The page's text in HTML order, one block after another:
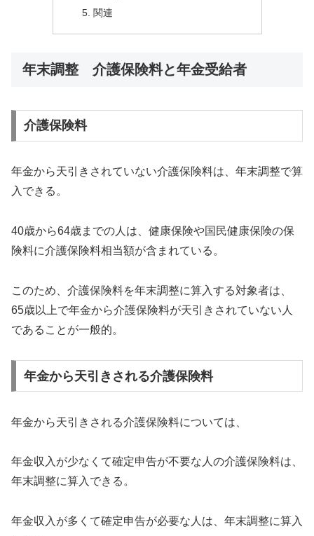
関連
年末調整 介護保険料と年金受給者
介護保険料
年金から天引きされていない介護保険料は、年末調整で算
入できる。
40歳から64歳までの人は、健康保険や国民健康保険の保
険料に介護保険料相当額が含まれている。
このため、介護保険料を年末調整に算入する対象者は、
65歳以上で年金から介護保険料が天引きされていない人
であることが一般的。
年金から天引きされる介護保険料
年金から天引きされる介護保険料については、
年金収入が少なくて確定申告が不要な人の介護保険料は、
年末調整に算入できる。
年金収入が多くて確定申告が必要な人は、年末調整に算入